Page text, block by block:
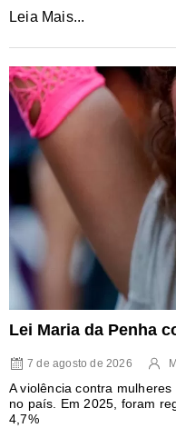
Leia Mais...
Lei Maria da Penha
7 de agosto de 2026
A violência contra
no país. Em 2025, foram
4,7%